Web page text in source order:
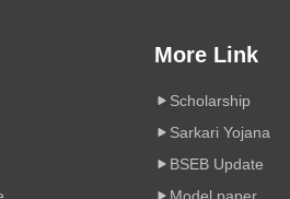
More Link
Scholarship
Sarkari Yojana
BSEB Update
Model paper